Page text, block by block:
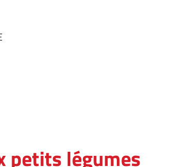
petits légumes